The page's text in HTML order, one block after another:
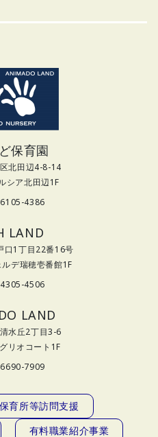
保育園
北田辺4-8-14
北田辺1F
4386
LAND
口1丁目22番16号
穂壱番館1F
4506
LAND
水丘2丁目3-6
ート1F
7909
保育所等訪問支援
有料職業紹介事業